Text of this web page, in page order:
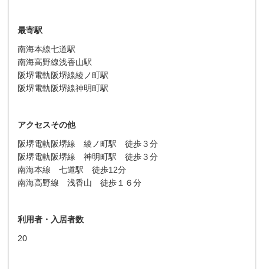
最寄駅
南海本線七道駅
南海高野線浅香山駅
阪堺電軌阪堺線綾ノ町駅
阪堺電軌阪堺線神明町駅
アクセスその他
阪堺電軌阪堺線 綾ノ町駅 徒歩３分
阪堺電軌阪堺線 神明町駅 徒歩３分
南海本線 七道駅 徒歩12分
南海高野線 浅香山 徒歩１６分
利用者・入居者数
20